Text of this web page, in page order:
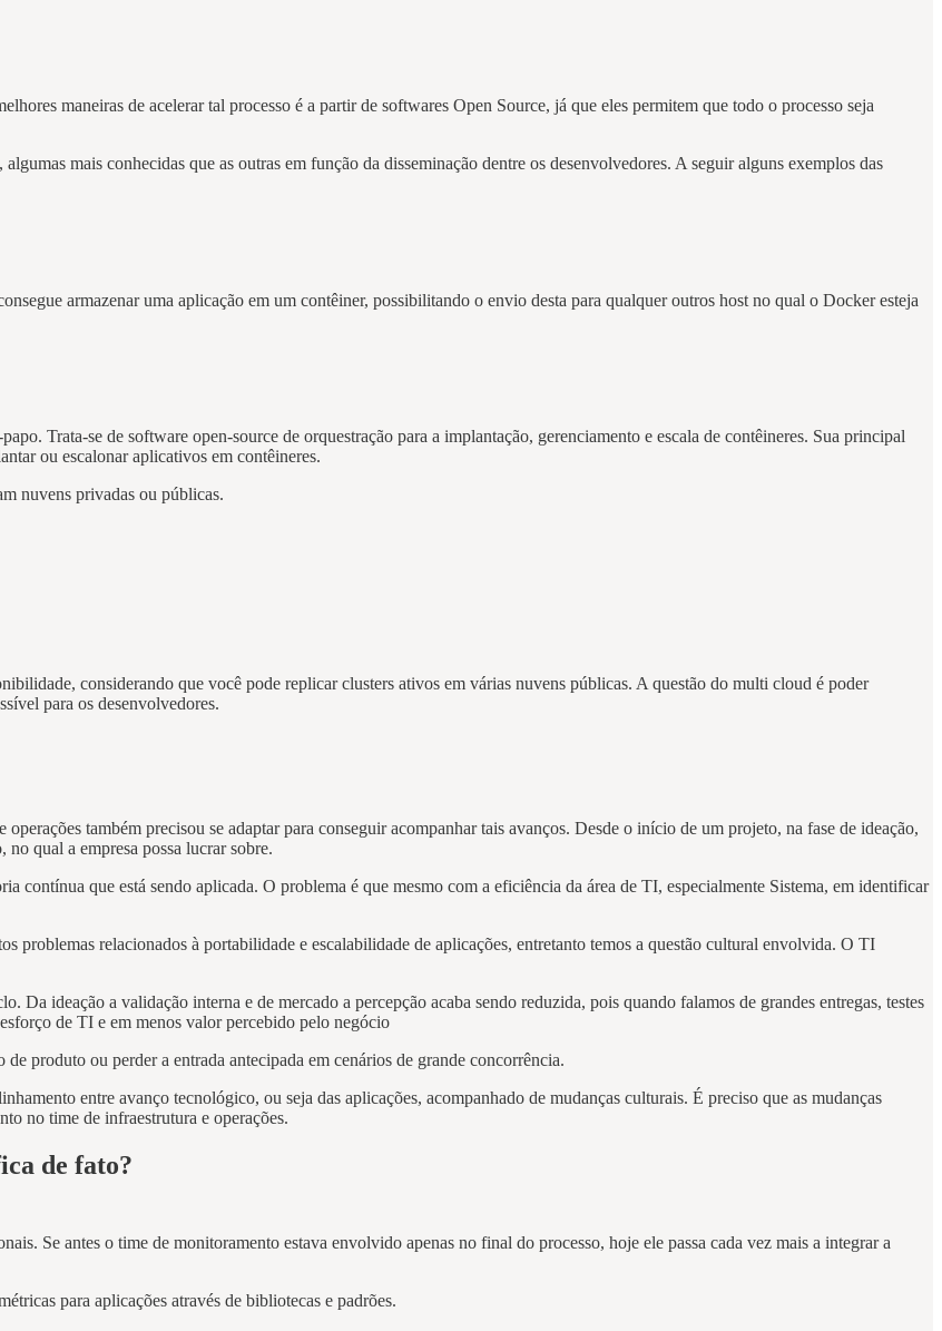
maneiras de acelerar tal processo é a partir de softwares Open Source, já que eles permitem que todo o processo seja
mais conhecidas que as outras em função da disseminação dentre os desenvolvedores. A seguir alguns exemplos das
armazenar uma aplicação em um contêiner, possibilitando o envio desta para qualquer outros host no qual o Docker esteja
Trata-se de software open-source de orquestração para a implantação, gerenciamento e escala de contêineres. Sua principal
ou escalonar aplicativos em contêineres.
nuvens privadas ou públicas.
considerando que você pode replicar clusters ativos em várias nuvens públicas. A questão do multi cloud é poder
para os desenvolvedores.
também precisou se adaptar para conseguir acompanhar tais avanços. Desde o início de um projeto, na fase de ideação,
qual a empresa possa lucrar sobre.
contínua que está sendo aplicada. O problema é que mesmo com a eficiência da área de TI, especialmente Sistema, em identificar
problemas relacionados à portabilidade e escalabilidade de aplicações, entretanto temos a questão cultural envolvida. O TI
Da ideação a validação interna e de mercado a percepção acaba sendo reduzida, pois quando falamos de grandes entregas, testes
de TI e em menos valor percebido pelo negócio
produto ou perder a entrada antecipada em cenários de grande concorrência.
entre avanço tecnológico, ou seja das aplicações, acompanhado de mudanças culturais. É preciso que as mudanças
no time de infraestrutura e operações.
de fato?
Se antes o time de monitoramento estava envolvido apenas no final do processo, hoje ele passa cada vez mais a integrar a
para aplicações através de bibliotecas e padrões.